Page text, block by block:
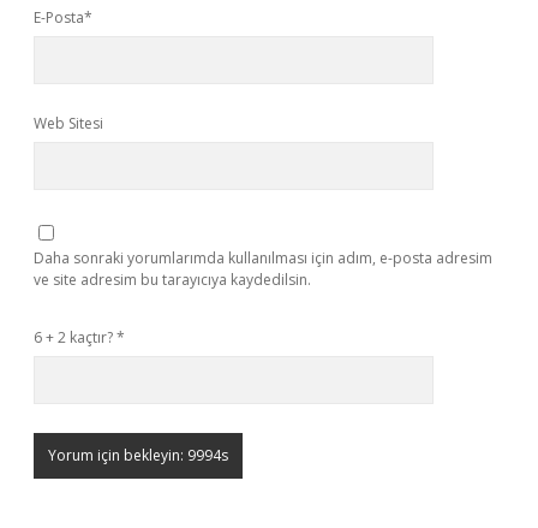
E-Posta*
Web Sitesi
Daha sonraki yorumlarımda kullanılması için adım, e-posta adresim
ve site adresim bu tarayıcıya kaydedilsin.
6 + 2 kaçtır?*